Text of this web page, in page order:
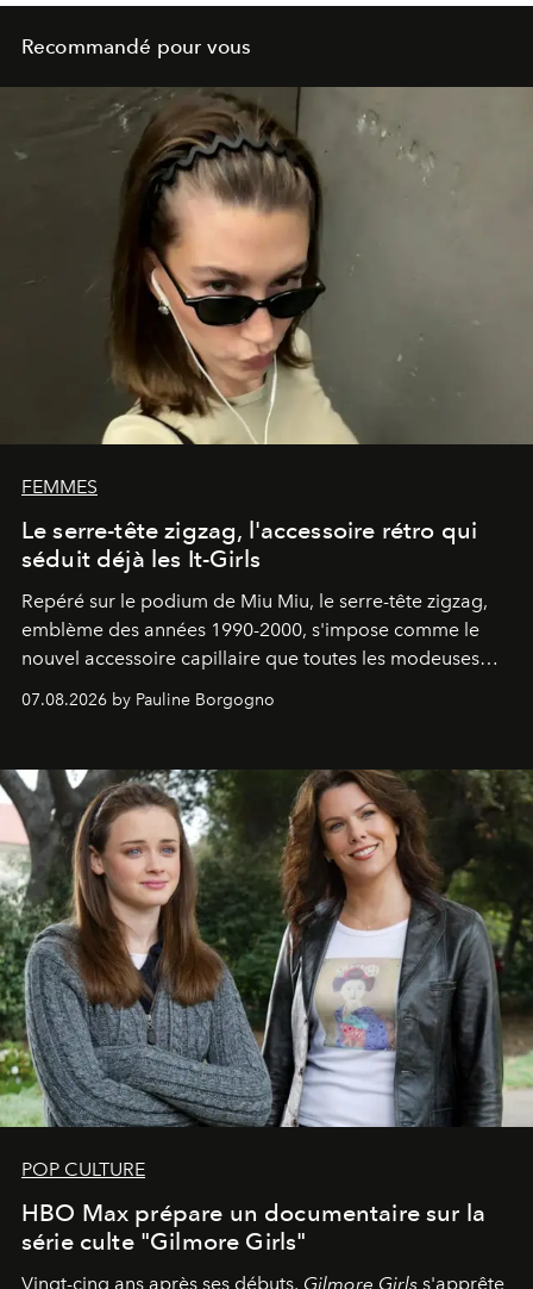
Recommandé pour vous
FEMMES
Le serre-tête zigzag, l'accessoire rétro qui
séduit déjà les It-Girls
Repéré sur le podium de Miu Miu, le serre-tête zigzag,
emblème des années 1990-2000, s'impose comme le
nouvel accessoire capillaire que toutes les modeuses
s'arrachent déjà.
07.08.2026 by Pauline Borgogno
POP CULTURE
HBO Max prépare un documentaire sur la
série culte "Gilmore Girls"
Vingt-cinq ans après ses débuts, Gilmore Girls s'apprête